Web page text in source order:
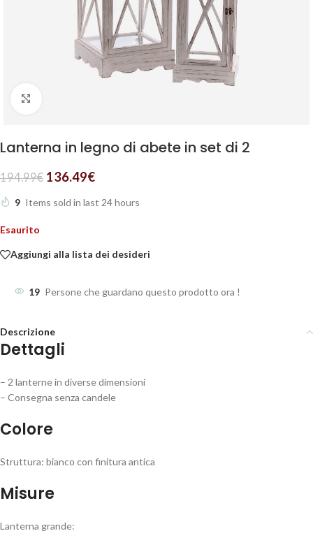
Lanterna in legno di abete in set di 2
194.99€ 136.49€
9 Items sold in last 24 hours
Esaurito
Aggiungi alla lista dei desideri
19 Persone che guardano questo prodotto ora !
Descrizione
Dettagli
– 2 lanterne in diverse dimensioni
– Consegna senza candele
Colore
Struttura: bianco con finitura antica
Misure
Lanterna grande: